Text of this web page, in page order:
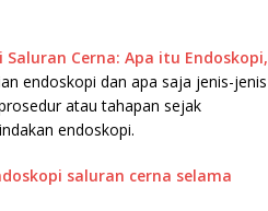
Saluran Cerna: Apa itu Endoskopi,
endoskopi dan apa saja jenis-jenis
atau tahapan sejak
endoskopi.
saluran cerna selama